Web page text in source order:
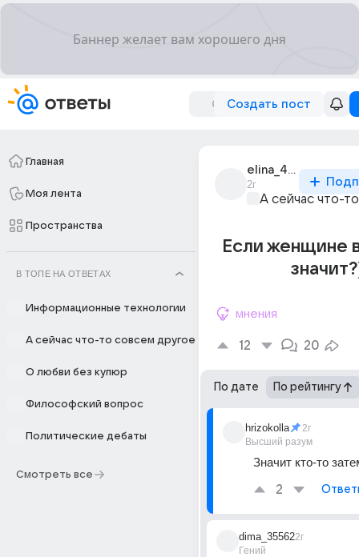
Создать пост
Главная
Моя лента
Пространства
В ТОПЕ НА ОТВЕТАХ
Информационные технологии
А сейчас что-то совсем другое
О любви без купюр
Философский вопрос
Политические дебаты
Смотреть все
elina_4444
2г
А сейчас что-
Если женщине
мнения
12 20
По дате По рейтингу
hrizokolla
Высший разум
2г
Значит кто-то
2
dima_35562
Гений
2г